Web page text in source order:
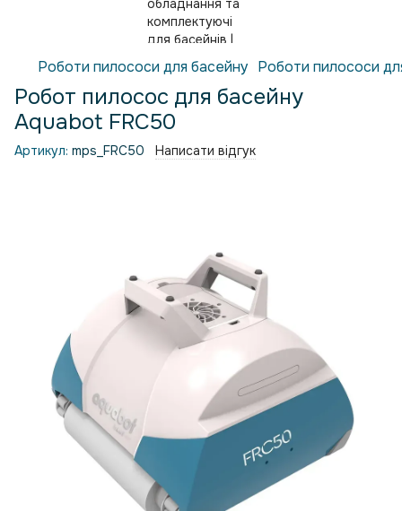
Роботи пилососи для басейну Роботи пилососи
Робот пилосос для басейну
Aquabot FRC50
Артикул: mps_FRC50 Написати відгук